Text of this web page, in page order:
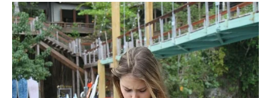
Jedna osoba unosi potpuno novu energiju u vaš život i
vraća vam osmijeh.
Sreća dolazi onda kada je najmanje
očekujete